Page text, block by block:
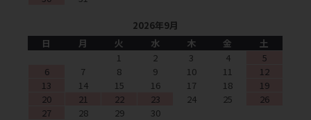
2026年9月
日
月 火 水 木 金
土
1
2 3 4
5
6
7 8 9 10 11
12
13
14 15 16 17 18
19
20
21 22 23 24 25
26
27
28 29 30